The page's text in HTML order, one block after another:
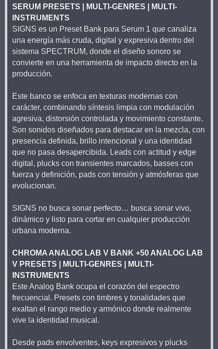
SERUM PRESETS | MULTI-GENRES | MULTI-
INSTRUMENTS
SIGNS es un Preset Bank para Serum 1 que canaliza
una energía más cruda, digital y expresiva dentro del
sistema SPECTRUM, donde el diseño sonoro se
convierte en una herramienta de impacto directo en la
producción.
Este banco se enfoca en texturas modernas con
carácter, combinando síntesis limpia con modulación
agresiva, distorsión controlada y movimiento constante.
Son sonidos diseñados para destacar en la mezcla, con
presencia definida, brillo intencional y una identidad
que no pasa desapercibida. Leads con actitud y edge
digital, plucks con transientes marcados, basses con
fuerza y definición, pads con tensión y atmósferas que
evolucionan.
SIGNS no busca sonar perfecto… busca sonar vivo,
dinámico y listo para cortar en cualquier producción
urbana moderna.
CHROMA ANALOG LAB V BANK +50 ANALOG LAB
V PRESETS | MULTI-GENRES | MULTI-
INSTRUMENTS
Este Analog Bank ocupa el corazón del espectro
frecuencial. Presets con timbres y tonalidades que
exaltan el rango medio y armónico donde realmente
vive la identidad musical.
Desde pads envolventes, keys expresivos y plucks